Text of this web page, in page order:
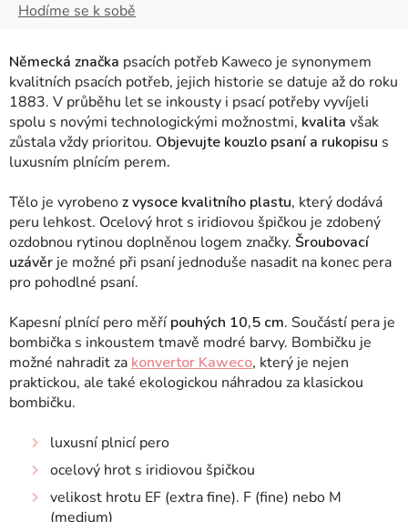
Hodíme se k sobě
Německá značka psacích potřeb Kaweco je synonymem
kvalitních psacích potřeb, jejich historie se datuje až do roku
1883. V průběhu let se inkousty i psací potřeby vyvíjeli
spolu s novými technologickými možnostmi, kvalita však
zůstala vždy prioritou. Objevujte kouzlo psaní a rukopisu s
luxusním plnícím perem.
Tělo je vyrobenoz vysoce kvalitního plastu, který dodává
peru lehkost. Ocelový hrot s iridiovou špičkou je zdobený
ozdobnou rytinou doplněnou logem značky. Šroubovací
uzávěr je možné při psaní jednoduše nasadit na konec pera
pro pohodlné psaní.
Kapesní plnící pero měří pouhých 10,5 cm. Součástí pera je
bombička s inkoustem tmavě modré barvy. Bombičku je
možné nahradit za konvertor Kaweco, který je nejen
praktickou, ale také ekologickou náhradou za klasickou
bombičku.
luxusní plnicí pero
ocelový hrot s iridiovou špičkou
velikost hrotu EF (extra fine). F (fine) nebo M
(medium)